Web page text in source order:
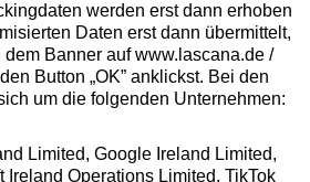
Versandkosten
werden erst dann erhoben
Daten erst dann übermittelt,
Banner auf www.lascana.de /
Button „OK” anklickst. Bei den
um die folgenden Unternehmen:
Limited, Google Ireland Limited,
Ireland Operations Limited, TikTok